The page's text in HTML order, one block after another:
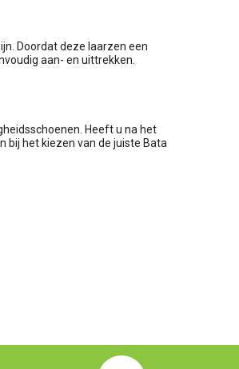
Doordat deze laarzen een
aan- en uittrekken.
Heeft u na het
bij het kiezen van de juiste Bata